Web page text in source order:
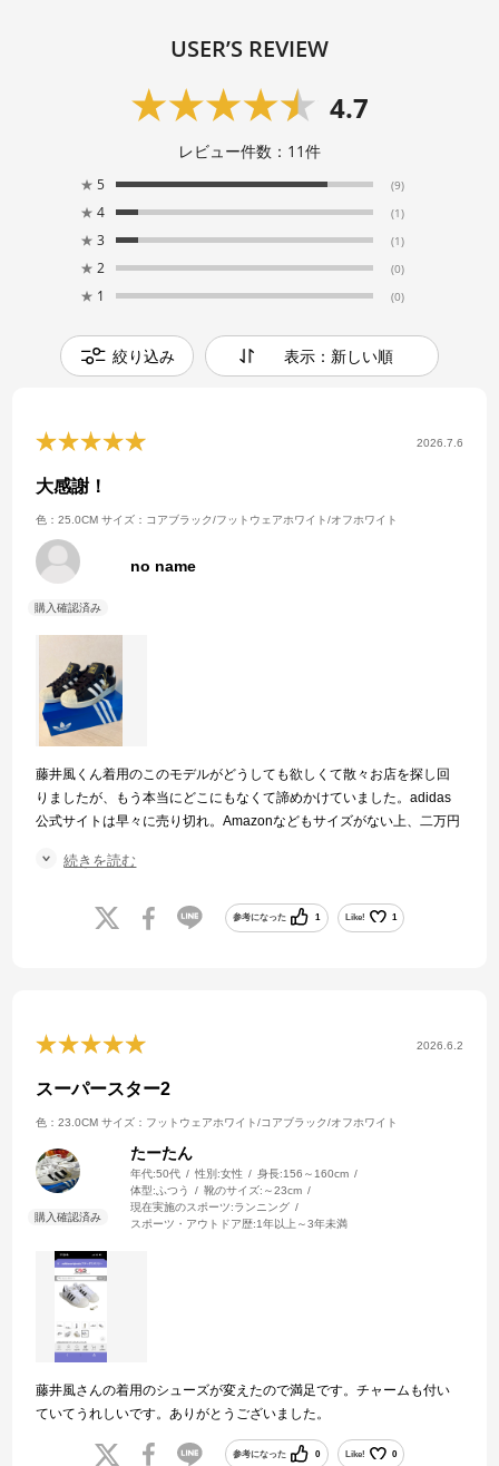
USER’S REVIEW
4.7
レビュー件数： 11件
★ 5 (9)
★ 4 (1)
★ 3 (1)
★ 2 (0)
★ 1 (0)
絞り込み 表示：新しい順
2026.7.6
大感謝！
色：25.0CM サイズ：コアブラック/フットウェアホワイト/オフホワイト
no name
藤井風くん着用のこのモデルがどうしても欲しくて散々お店を探し回
りましたが、もう本当にどこにもなくて諦めかけていました。adidas
公式サイトは早々に売り切れ。Amazonなどもサイズがない上、二万円
念願のモデルを手にすることが出来ました。
履き心地も満足。サイズもぴったりでした。お値段も割引があり、と
ても良心的で嬉しかったです。ありがとうございました。
続きを読む
参考になった 1 Like! 1
2026.6.2
スーパースター2
色：23.0CM サイズ：フットウェアホワイト/コアブラック/オフホワイト
たーたん
年代:50代 性別:女性 身長:156～160cm
体型:ふつう 靴のサイズ: ～23cm
現在実施のスポーツ:ランニング
スポーツ・アウトドア歴:1年以上～3年未満
藤井風さんの着用のシューズが変えたので満足です。チャームも付い
ていてうれしいです。ありがとうございました。
参考になった 0 Like! 0